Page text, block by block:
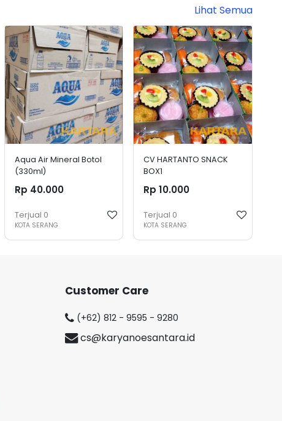
Lihat Semua
Aqua Air Mineral Botol
(330ml)
Rp 40.000
Terjual 0
KOTA SERANG
CV HARTANTO SNACK
BOX1
Rp 10.000
Terjual 0
KOTA SERANG
Customer Care
(+62) 812 - 9595 - 9280
cs@karyanoesantara.id